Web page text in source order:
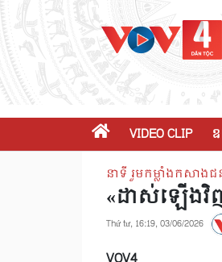
VIDEO CLIP
នាទី រួមកម្លាំងកសាងជន
«ដាស់ឡើងវិ
Thứ tư, 16:19, 03/06/2026